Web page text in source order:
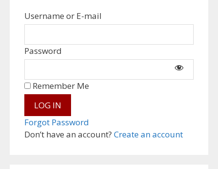
Username or E-mail
Password
Don’t have an account? Create an account
Remember Me
Forgot Password